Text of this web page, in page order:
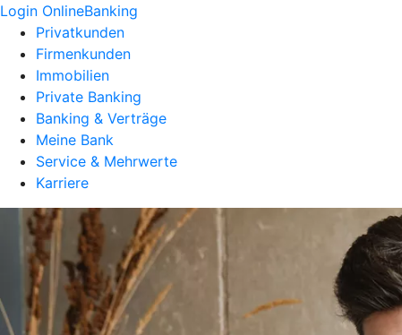
Login OnlineBanking
Privatkunden
Firmenkunden
Immobilien
Private Banking
Banking & Verträge
Meine Bank
Service & Mehrwerte
Karriere